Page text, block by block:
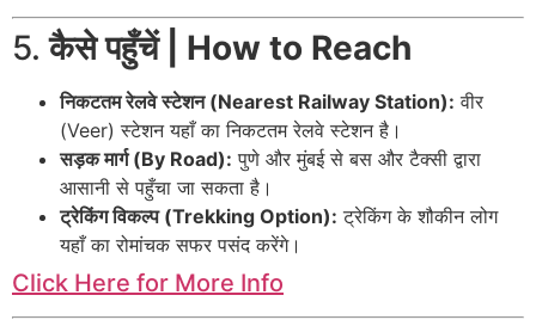
5.कैसे पहुँचें | How to Reach
निकटतम रेलवे स्टेशन (Nearest Railway Station): वीर
(Veer) स्टेशन यहाँ का निकटतम रेलवे स्टेशन है।
सड़क मार्ग (By Road): पुणे और मुंबई से बस और टैक्सी द्वारा
आसानी से पहुँचा जा सकता है।
ट्रेकिंग विकल्प (Trekking Option): ट्रेकिंग के शौकीन लोग
यहाँ का रोमांचक सफर पसंद करेंगे।
Click Here for More Info